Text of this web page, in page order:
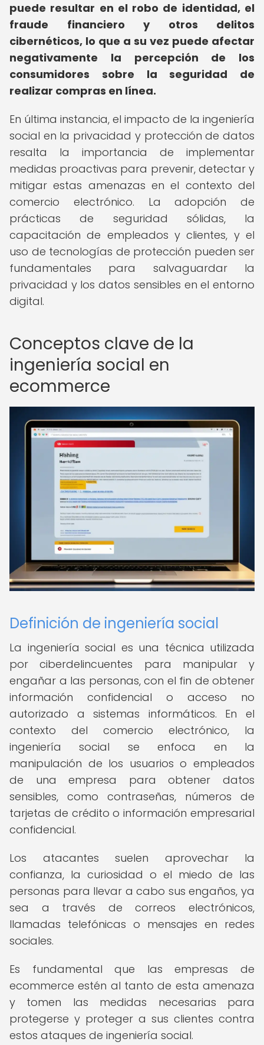
puede resultar en el robo de identidad, el
fraude financiero y otros delitos
cibernéticos, lo que a su vez puede afectar
negativamente la percepción de los
consumidores sobre la seguridad de
realizar compras en línea.
En última instancia, el impacto de la ingeniería
social en la privacidad y protección de datos
resalta la importancia de implementar
medidas proactivas para prevenir, detectar y
mitigar estas amenazas en el contexto del
comercio electrónico. La adopción de
prácticas de seguridad sólidas, la
capacitación de empleados y clientes, y el
uso de tecnologías de protección pueden ser
fundamentales para salvaguardar la
privacidad y los datos sensibles en el entorno
digital.
Conceptos clave de la
ingeniería social en
ecommerce
Definición de ingeniería social
La ingeniería social es una técnica utilizada
por ciberdelincuentes para manipular y
engañar a las personas, con el fin de obtener
información confidencial o acceso no
autorizado a sistemas informáticos. En el
contexto del comercio electrónico, la
ingeniería social se enfoca en la
manipulación de los usuarios o empleados
de una empresa para obtener datos
sensibles, como contraseñas, números de
tarjetas de crédito o información empresarial
confidencial.
Los atacantes suelen aprovechar la
confianza, la curiosidad o el miedo de las
personas para llevar a cabo sus engaños, ya
sea a través de correos electrónicos,
llamadas telefónicas o mensajes en redes
sociales.
Es fundamental que las empresas de
ecommerce estén al tanto de esta amenaza
y tomen las medidas necesarias para
protegerse y proteger a sus clientes contra
estos ataques de ingeniería social.